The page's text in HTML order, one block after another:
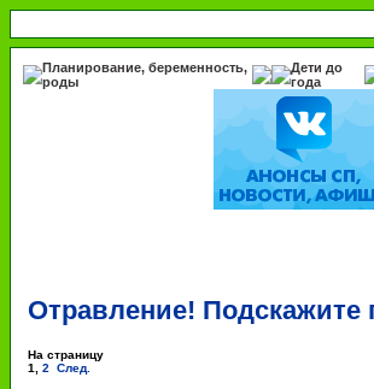
Планирование, беременность,
роды
Дети до
года
Отравление! Подскажите
На страницу
1
2 След.